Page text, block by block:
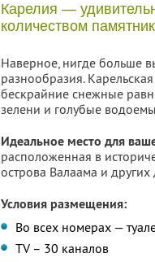
Карелия —
количеством
Наверное, нигде больше
разнообразия.
бескрайние снежные
зелени и голубые
Идеальное место для
расположенная в
острова Валаама и
Условия размещения:
Во всех номерах —
TV – 30 каналов